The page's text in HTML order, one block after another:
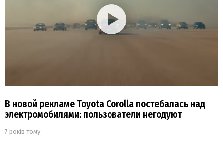
В новой рекламе Toyota Corolla постебалась над
электромобилями: пользователи негодуют
7 років тому